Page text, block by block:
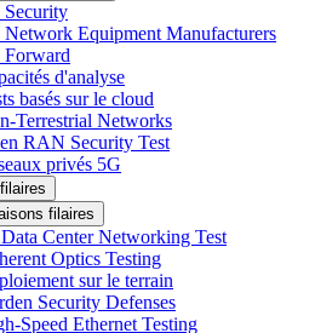
Security
Network Equipment Manufacturers
Forward
d'analyse
basés sur le cloud
Terrestrial Networks
RAN Security Test
privés 5G
filaires
Center Networking Test
Optics Testing
sur le terrain
Security Defenses
Speed Ethernet Testing